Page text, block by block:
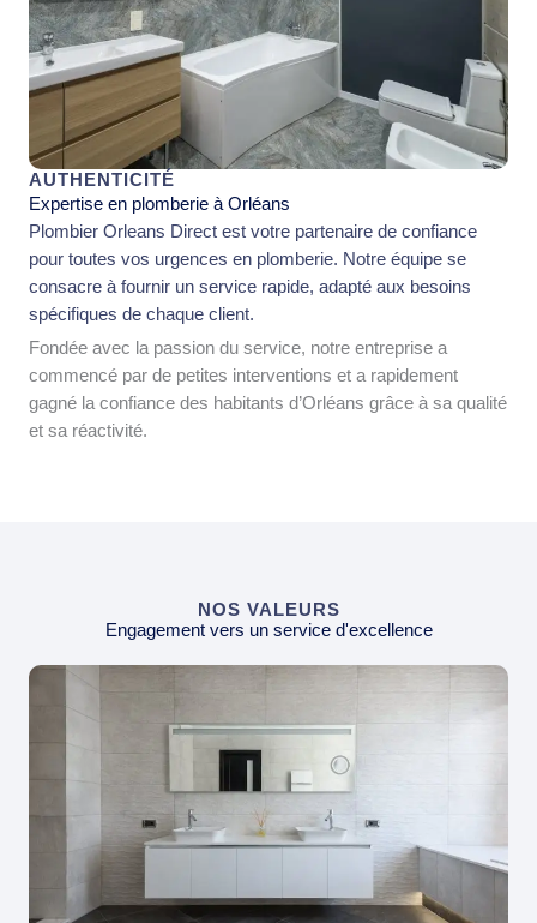
AUTHENTICITÉ
Expertise en plomberie à Orléans
Plombier Orleans Direct est votre partenaire de confiance
pour toutes vos urgences en plomberie. Notre équipe se
consacre à fournir un service rapide, adapté aux besoins
spécifiques de chaque client.
Fondée avec la passion du service, notre entreprise a
commencé par de petites interventions et a rapidement
gagné la confiance des habitants d’Orléans grâce à sa qualité
et sa réactivité.
NOS VALEURS
Engagement vers un service d'excellence